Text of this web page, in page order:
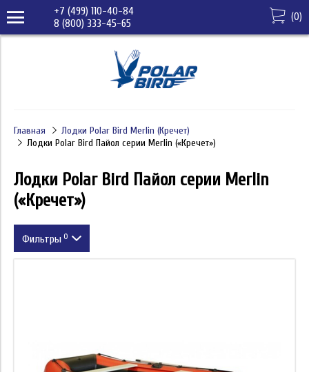
+7 (499) 110-40-84
8 (800) 333-45-65
(0)
Главная
Лодки Polar Bird Merlin (Кречет)
Лодки Polar Bird Пайол серии Merlin («Кречет»)
Лодки Polar Bird Пайол серии Merlin
(«Кречет»)
Фильтры 0
Кол-во людей на борту (чел.)